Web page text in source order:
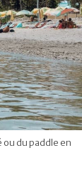
du paddle en